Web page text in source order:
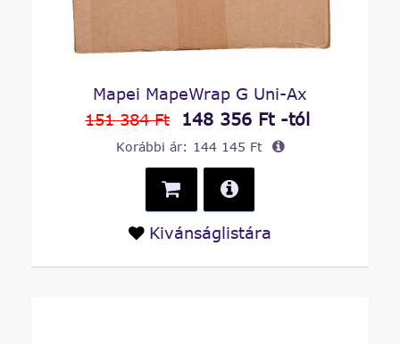
Mapei MapeWrap G Uni-Ax
151 384 Ft
148 356 Ft -tól
Korábbi ár: 144 145 Ft
Kivánságlistára